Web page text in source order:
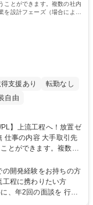
ことができます。複数の社内
設計フェーズ（場合によっ
支援あり
転勤なし
自由
とができます。複数の
及び改修作業を設計フ
員一人一人
ては、 入社当初から会
ユーザー】製造業・公
開発経験をお持ちの方
程に携わりたい方
年2回の面談を 行